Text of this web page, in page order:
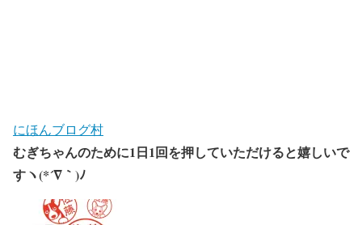
にほんブログ村
むぎちゃんのために1日1回を押していただけると嬉しいで
すヽ(*´∇｀)ﾉ